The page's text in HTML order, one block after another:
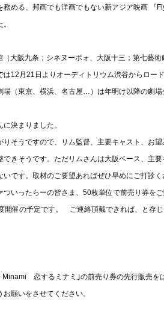
める、邦画でも洋画でもない新アジア映画 『
大阪九条；シネヌーボォ、大阪十三；第七藝
は12月21日よりオーディトリウム渋谷からロー
（東京、横浜、名古屋…）は年明け以降の劇場
決まりました。
りそうですので、リム監督、主要キャスト、お
できそうです。ただリムさんは大阪ベース、主
です。取材のご要望あればぜひ早めにご打診く
ついったらーの皆さま、50枚単位で前売り券を
開催の予定です。 ご連絡頂戴できれば、と存じ
Minami 恋するミナミ ｣の前売り券の先行販売を
願いをさせてください。